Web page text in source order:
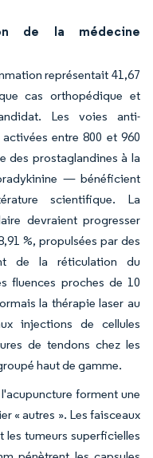
de la médecine
représentait 41,67
cas orthopédique et
Les voies anti-
entre 800 et 960
des prostaglandines à la
— bénéficient
scientifique. La
devraient progresser
%, propulsées par des
de la réticulation du
fluences proches de 10
la thérapie laser au
injections de cellules
de tendons chez les
haut de gamme.
forment une
« autres ». Les faisceaux
tumeurs superficielles